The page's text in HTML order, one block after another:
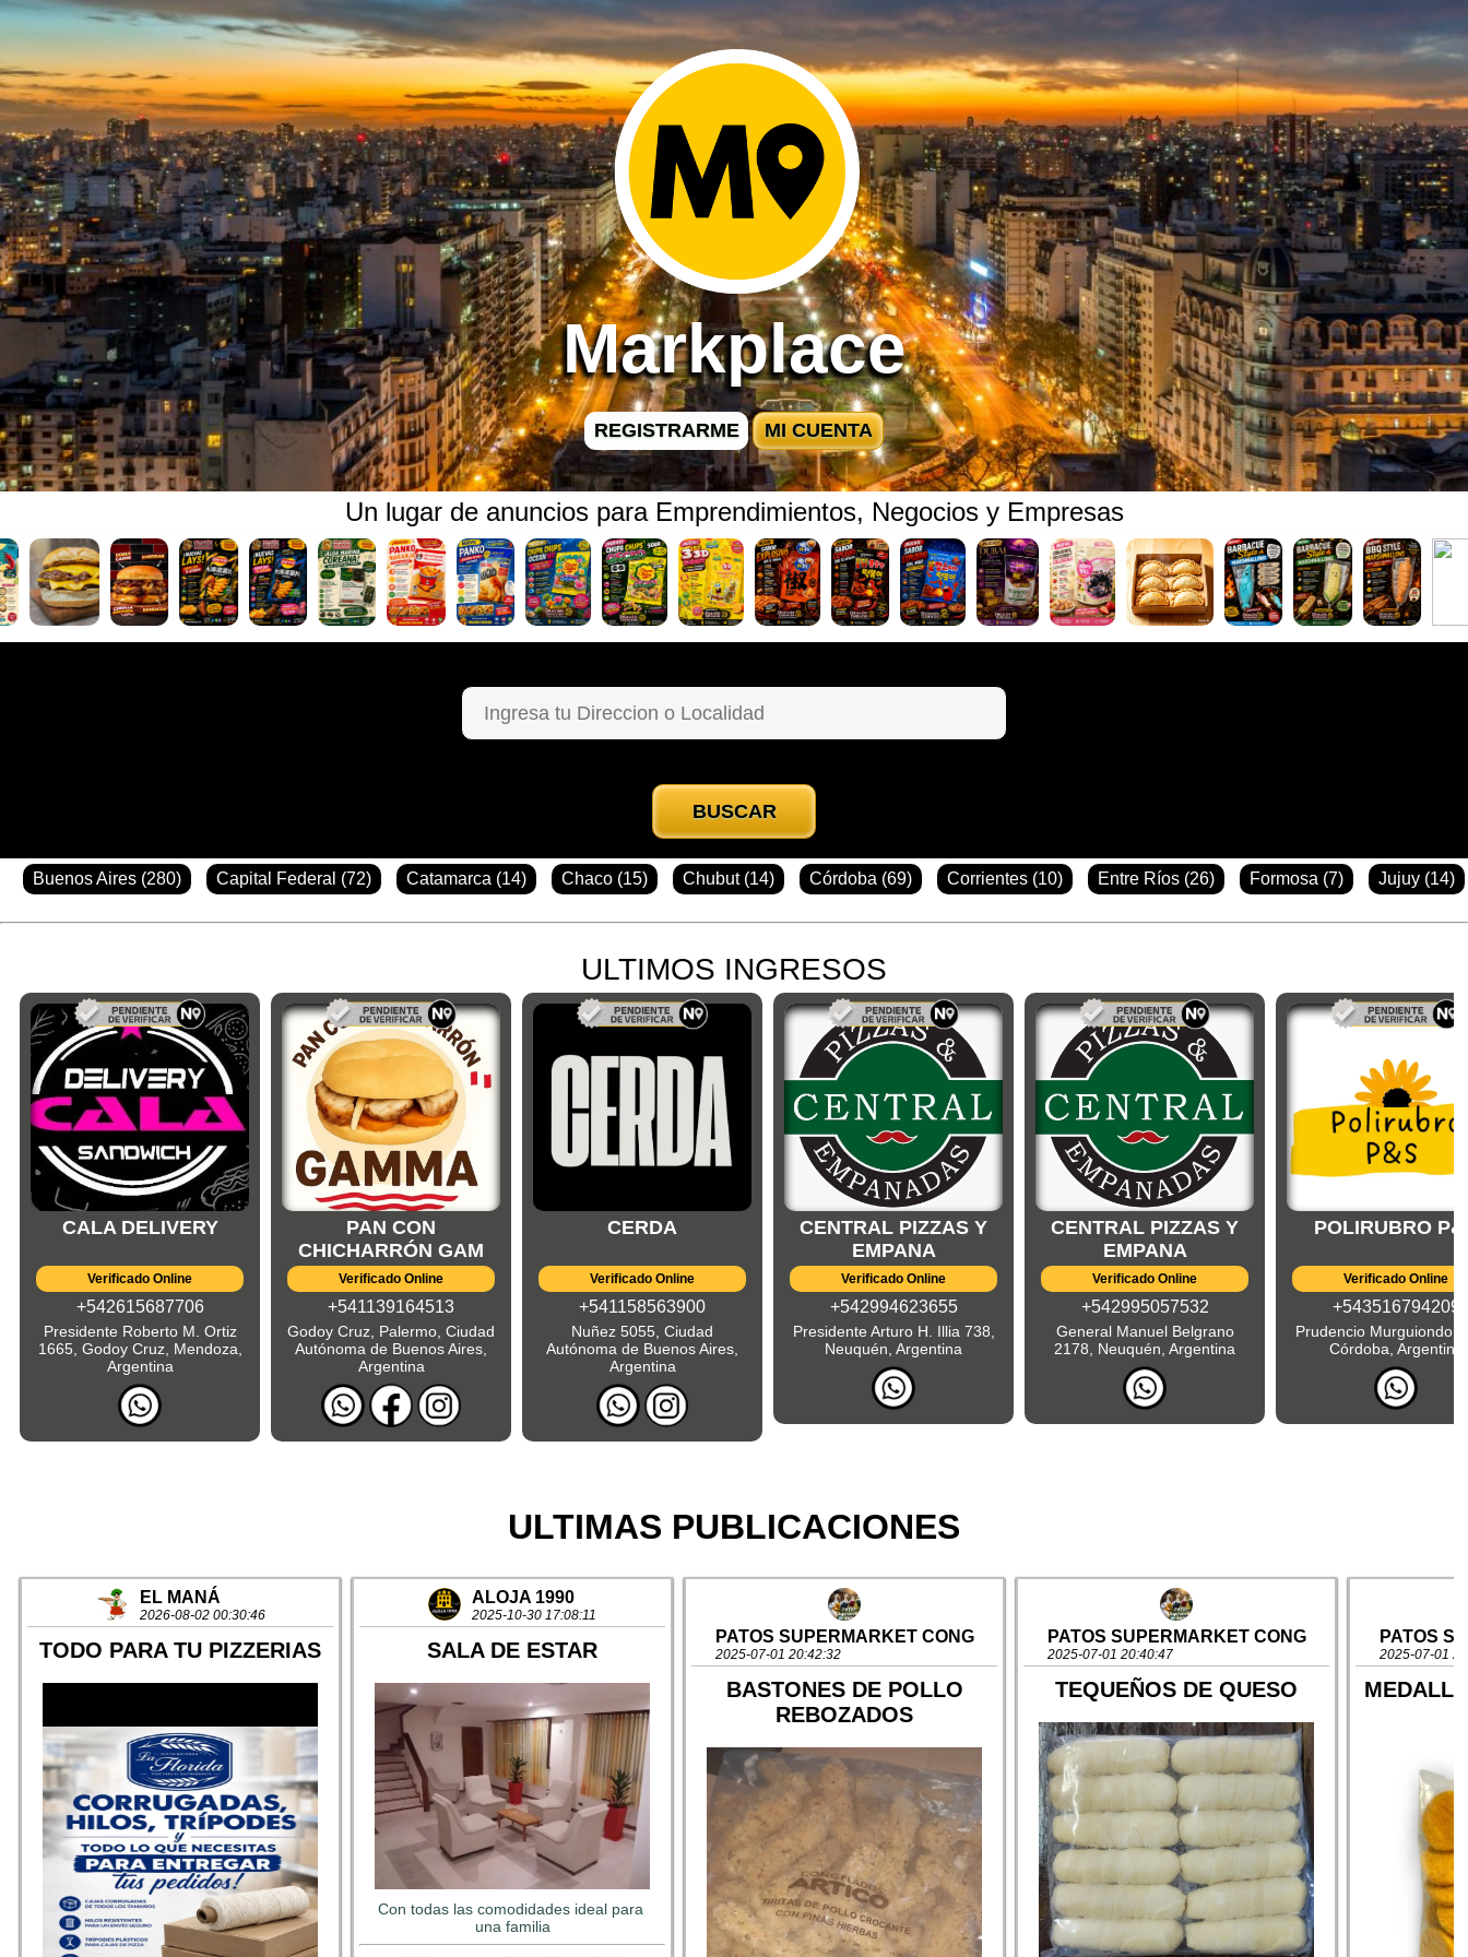
Markplace
REGISTRARME MI CUENTA
Un lugar de anuncios para Emprendimientos, Negocios y Empresas
BUSCAR
Buenos Aires (280) Capital Federal (72) Catamarca (14) Chaco (15) Chubut (14) Córdoba (69) Corrientes (10) Entre Ríos (26) Formosa (7) Jujuy (14)
ULTIMOS INGRESOS
CALA DELIVERY
Verificado Online
+542615687706
Presidente Roberto M. Ortiz
1665, Godoy Cruz, Mendoza,
Argentina
PAN CON
CHICHARRÓN GAM
Verificado Online
+541139164513
Godoy Cruz, Palermo, Ciudad
Autónoma de Buenos Aires,
Argentina
CERDA
Verificado Online
+541158563900
Nuñez 5055, Ciudad
Autónoma de Buenos Aires,
Argentina
CENTRAL PIZZAS Y
EMPANA
Verificado Online
+542994623655
Presidente Arturo H. Illia 738,
Neuquén, Argentina
CENTRAL PIZZAS Y
EMPANA
Verificado Online
+542995057532
General Manuel Belgrano
2178, Neuquén, Argentina
POLIRUBRO
Verificado Online
+543516794209
Prudencio Murguiondo
Córdoba, Argentina
ULTIMAS PUBLICACIONES
EL MANÁ
2026-08-02 00:30:46
TODO PARA TU PIZZERIAS
ALOJA 1990
2025-10-30 17:08:11
SALA DE ESTAR
Con todas las comodidades ideal para
una familia
PATOS SUPERMARKET CONG
2025-07-01 20:42:32
BASTONES DE POLLO
REBOZADOS
PATOS SUPERMARKET CONG
2025-07-01 20:40:47
TEQUEÑOS DE QUESO
PATOS
2025-07-01